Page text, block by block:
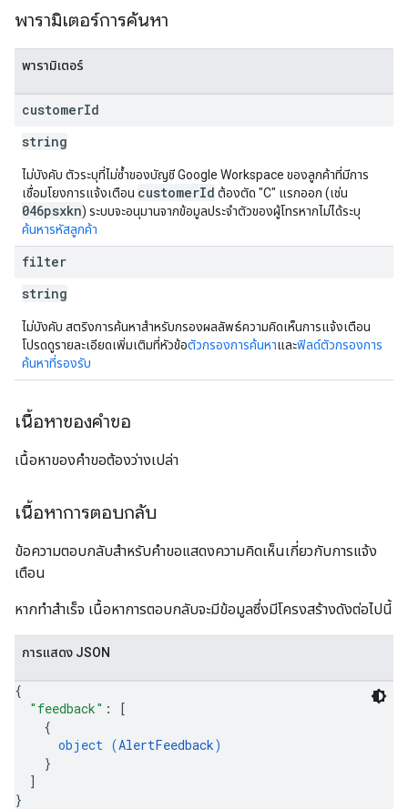
พารามิเตอร์การค้นหา
พารามิเตอร์
customerId
string
ไม่บังคับ ตัวระบุที่ไม่ซ้ำของบัญชี Google Workspace ของลูกค้าที่มีการ
เชื่อมโยงการแจ้งเตือน customerId ต้องตัด "C" แรกออก (เช่น
046psxkn) ระบบจะอนุมานจากข้อมูลประจำตัวของผู้โทรหากไม่ได้ระบุ
ค้นหารหัสลูกค้า
filter
string
ไม่บังคับ สตริงการค้นหาสําหรับกรองผลลัพธ์ความคิดเห็นการแจ้งเตือน
โปรดดูรายละเอียดเพิ่มเติมที่หัวข้อตัวกรองการค้นหาและฟิลด์ตัวกรองการ
ค้นหาที่รองรับ
เนื้อหาของคำขอ
เนื้อหาของคำขอต้องว่างเปล่า
เนื้อหาการตอบกลับ
ข้อความตอบกลับสําหรับคําขอแสดงความคิดเห็นเกี่ยวกับการแจ้ง
เตือน
หากทำสำเร็จ เนื้อหาการตอบกลับจะมีข้อมูลซึ่งมีโครงสร้างดังต่อไปนี้
การแสดง JSON
{
"feedback" :
[
{
object (AlertFeedback)
}
]
}